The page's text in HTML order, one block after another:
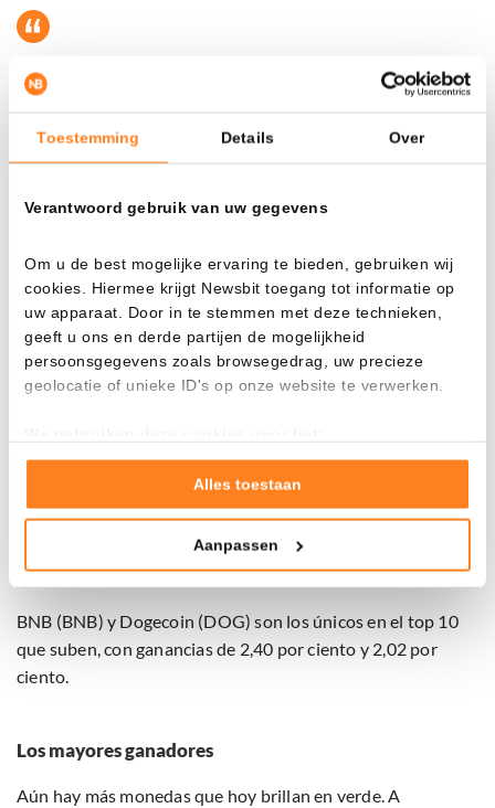
Toestemming Details Over
Verantwoord gebruik van uw gegevens
Om u de best mogelijke ervaring te bieden, gebruiken wij
cookies. Hiermee krijgt Newsbit toegang tot informatie op
uw apparaat. Door in te stemmen met deze technieken,
geeft u ons en derde partijen de mogelijkheid
persoonsgegevens zoals browsegedrag, uw precieze
geolocatie of unieke ID's op onze website te verwerken.
Goed laten functioneren van deze website
Verzamelen van gebruiksstatistieken
Tonen en meten van relevante advertenties
Klik hieronder om ons toestemming te geven om deze
bezwaar tegen bedrijven die persoonsgegevens verwerken
op basis van gerechtvaardigd belang. U kunt uw privacy-
instellingen te allen tijde inzien en bijwerken door op de
Alles toestaan
Aanpassen
$BTC
daily RSI has broken below its 3-month
uptrend.
All eyes on the daily close now.
pic.twitter.com/MEsHxP5lhV
May 13, 2026
Al momento de escribir, elprecio de BTCes de 79.315
dólares, 1,19 por ciento menos que hace 24 horas. En euros,
actualmente se paga 67.725 por la mayor criptomoneda.
Ethereum se mantiene firme, Solana cae fuertemente
En el mercado de altcoins vemos resultados variados hoy.
Ethereum (ETH) y Ripple (XRP) se mantienen estables con
leves pérdidas de 0,19 por ciento y 0,0 por ciento
respectivamente, pero Solana (SOL) cae un 3,12 por ciento.
BNB (BNB) y Dogecoin (DOG) son los únicos en el top 10
que suben, con ganancias de 2,40 por ciento y 2,02 por
ciento.
Los mayores ganadores
Aún hay más monedas que hoy brillan en verde. A